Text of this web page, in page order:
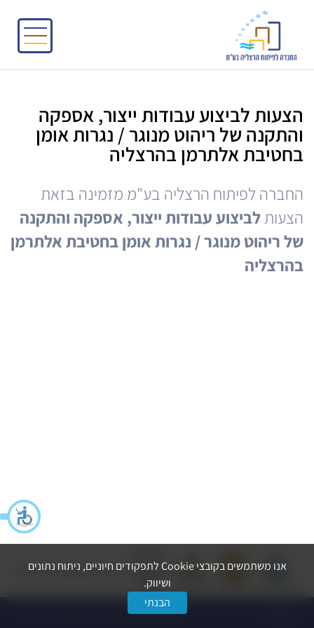
הצעות לביצוע עבודות ייצור, אספקה
והתקנה של ריהוט מנוגר / נגרות אומן
בחטיבת אלתרמן בהרצליה
החברה לפיתוח הרצליה בע"מ מזמינה בזאת
הצעותלביצוע עבודות ייצור, אספקה והתקנה
של ריהוט מנוגר / נגרות אומן בחטיבת אלתרמן
בהרצליה
הצהרת נגישותמדיניות פרטיות
© כל הזכויות שמורות ל-החברה לפיתוח הרצליה בע״מ
אנו משתמשים בקובצי Cookie לתפקודים חיוניים, ניתוח נתונים
ושיווק.
הבנתי